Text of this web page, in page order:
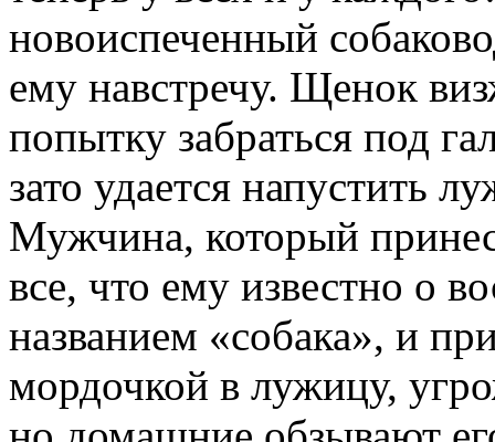
новоиспеченный
ему навстречу. Щенок
попытку забраться под
зато удается напустить
Мужчина, который
все, что ему известно о
названием «собака», и
мордочкой в лужицу,